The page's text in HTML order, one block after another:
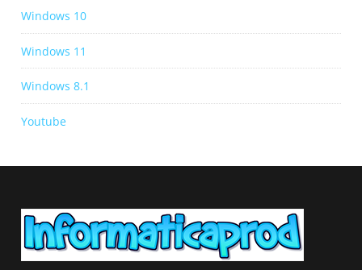
Windows 10
Windows 11
Windows 8.1
Youtube